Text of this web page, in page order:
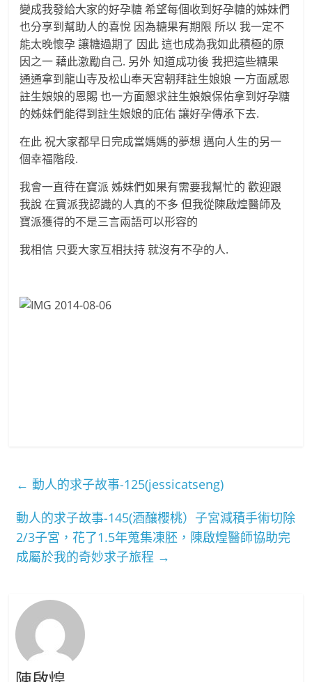
變成我發給大家的好孕糖 希望每個收到好孕糖的姊妹們
也分享到幫助人的喜悅 因為糖果有期限 所以 我一定不
能太晚懷孕 讓糖過期了 因此 這也成為我如此積極的原
因之一 藉此激勵自己. 另外 知道成功後 我把這些糖果
通通拿到龍山寺及松山奉天宮朝拜註生娘娘 一方面感恩
註生娘娘的恩賜 也一方面懇求註生娘娘保佑拿到好孕糖
的姊妹們能得到註生娘娘的庇佑 讓好孕傳承下去.
在此 祝大家都早日完成當媽媽的夢想 邁向人生的另一
個幸福階段.
我會一直待在寶派 姊妹們如果有需要我幫忙的 歡迎跟
我說 在寶派我認識的人真的不多 但我從陳啟煌醫師及
寶派獲得的不是三言兩語可以形容的
我相信 只要大家互相扶持 就沒有不孕的人.
← 動人的求子故事-125(jessicatseng)
動人的求子故事-145(酒釀櫻桃）子宮減積手術切除
2/3子宮，花了1.5年蒐集凍胚，陳啟煌醫師協助完
成屬於我的奇妙求子旅程 →